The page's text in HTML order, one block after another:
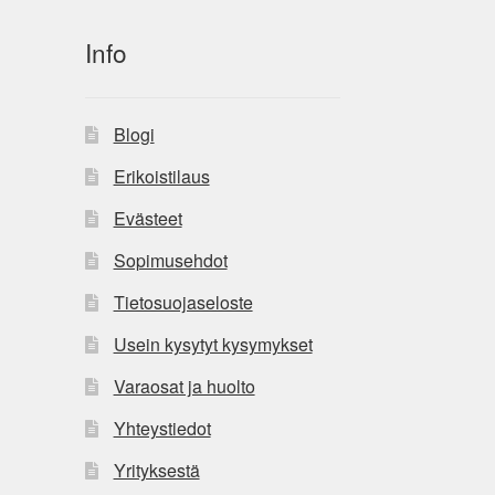
Info
Blogi
Erikoistilaus
Evästeet
Sopimusehdot
Tietosuojaseloste
Usein kysytyt kysymykset
Varaosat ja huolto
Yhteystiedot
Yrityksestä